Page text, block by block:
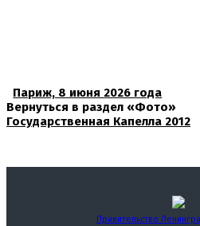
Париж, 8 июня 2026 года
Вернуться в раздел «Фото»
Государственная Капелла 2012
Правительство